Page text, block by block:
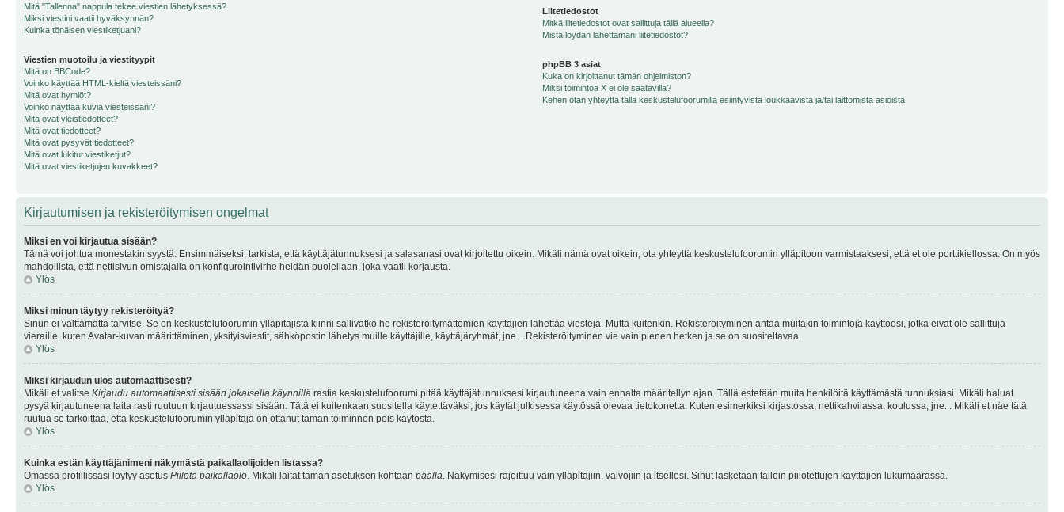
Mitä "Tallenna" nappula tekee viestien lähetyksessä?
Miksi viestini vaatii hyväksynnän?
Kuinka tönäisen viestiketjuani?
Viestien muotoilu ja viestityypit
Mitä on BBCode?
Voinko käyttää HTML-kieltä viesteissäni?
Mitä ovat hymiöt?
Voinko näyttää kuvia viesteissäni?
Mitä ovat yleistiedotteet?
Mitä ovat tiedotteet?
Mitä ovat pysyvät tiedotteet?
Mitä ovat lukitut viestiketjut?
Mitä ovat viestiketjujen kuvakkeet?
Liitetiedostot
Mitkä liitetiedostot ovat sallittuja tällä alueella?
Mistä löydän lähettämäni liitetiedostot?
phpBB 3 asiat
Kuka on kirjoittanut tämän ohjelmiston?
Miksi toimintoa X ei ole saatavilla?
Kehen otan yhteyttä tällä keskustelufoorumilla esiintyvistä loukkaavista ja/tai laittomista asioista
Kirjautumisen ja rekisteröitymisen ongelmat
Miksi en voi kirjautua sisään?
Tämä voi johtua monestakin syystä. Ensimmäiseksi, tarkista, että käyttäjätunnuksesi ja salasanasi ovat kirjoitettu oikein. Mikäli nämä ovat oikein, ota yhteyttä keskustelufoorumin ylläpitoon varmistaaksesi, että et ole porttikiellossa. On myös
mahdollista, että nettisivun omistajalla on konfigurointivirhe heidän puolellaan, joka vaatii korjausta.
Ylös
Miksi minun täytyy rekisteröityä?
Sinun ei välttämättä tarvitse. Se on keskustelufoorumin ylläpitäjistä kiinni sallivatko he rekisteröitymättömien käyttäjien lähettää viestejä. Mutta kuitenkin. Rekisteröityminen antaa muitakin toimintoja käyttöösi, jotka eivät ole sallittuja
vieraille, kuten Avatar-kuvan määrittäminen, yksityisviestit, sähköpostin lähetys muille käyttäjille, käyttäjäryhmät, jne... Rekisteröityminen vie vain pienen hetken ja se on suositeltavaa.
Ylös
Miksi kirjaudun ulos automaattisesti?
Mikäli et valitse Kirjaudu automaattisesti sisään jokaisella käynnillä rastia keskustelufoorumi pitää käyttäjätunnuksesi kirjautuneena vain ennalta määritellyn ajan. Tällä estetään muita henkilöitä käyttämästä tunnuksiasi. Mikäli haluat
pysyä kirjautuneena laita rasti ruutuun kirjautuessassi sisään. Tätä ei kuitenkaan suositella käytettäväksi, jos käytät julkisessa käytössä olevaa tietokonetta. Kuten esimerkiksi kirjastossa, nettikahvilassa, koulussa, jne... Mikäli et näe tätä
ruutua se tarkoittaa, että keskustelufoorumin ylläpitäjä on ottanut tämän toiminnon pois käytöstä.
Ylös
Kuinka estän käyttäjänimeni näkymästä paikallaolijoiden listassa?
Omassa profiilissasi löytyy asetus Piilota paikallaolo. Mikäli laitat tämän asetuksen kohtaan päällä. Näkymisesi rajoittuu vain ylläpitäjiin, valvojiin ja itsellesi. Sinut lasketaan tällöin piilotettujen käyttäjien lukumäärässä.
Ylös